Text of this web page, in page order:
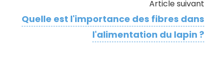
Article suivant
Quelle est l'importance des fibres dans
l'alimentation du lapin ?